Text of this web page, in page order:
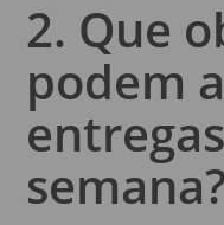
2. Que
podem
semana?